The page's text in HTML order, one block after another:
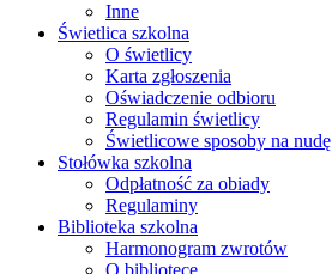
Inne
Świetlica szkolna
O świetlicy
Karta zgłoszenia
Oświadczenie odbioru
Regulamin świetlicy
Świetlicowe sposoby na nudę
Stołówka szkolna
Odpłatność za obiady
Regulaminy
Biblioteka szkolna
Harmonogram zwrotów